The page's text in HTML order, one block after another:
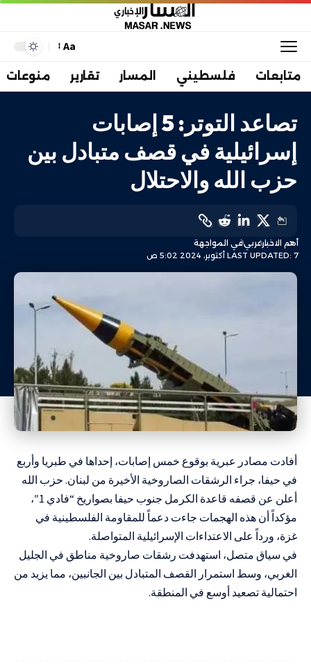
Aa
متابعات فلسطيني المسار تقارير منوعات
تصاعد التوتر: 5 إصابات
إسرائيلية في قصف متبادل بين
حزب الله والاحتلال
LAST UPDATED: 7 أكتوبر، 2024 5:02 ص
أهم الاخبارعربيفي المواجهة
أفادت مصادر عبرية بوقوع خمس إصابات، إحداها في طبريا وأربع
في حيفا، جراء الرشقات الصاروخية الأخيرة من لبنان. حزب الله
أعلن عن قصفه قاعدة الكرمل جنوب حيفا بصواريخ “فادي 1″،
مؤكداً أن هذه الهجمات جاءت دعماً للمقاومة الفلسطينية في
غزة، ورداً على الاعتداءات الإسرائيلية المتواصلة.
في سياق متصل، استهدفت رشقات صاروخية مناطق في الجليل
الغربي، وسط استمرار القصف المتبادل بين الجانبين، مما يزيد من
احتمالية تصعيد أوسع في المنطقة.